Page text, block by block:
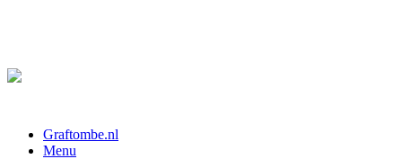
Graftombe.nl
Menu